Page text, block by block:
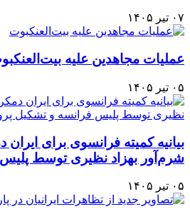
۰۷ تیر ۱۴۰۵
عملیات مجاهدین علیه
۰۵ تیر ۱۴۰۵
بیانیه کمیته فرانسوی برای ایران
شرم‌آور بهزاد نظیری توسط
۰۵ تیر ۱۴۰۵